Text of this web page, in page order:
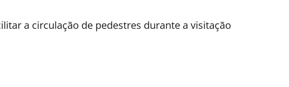
a circulação de pedestres durante a visitação